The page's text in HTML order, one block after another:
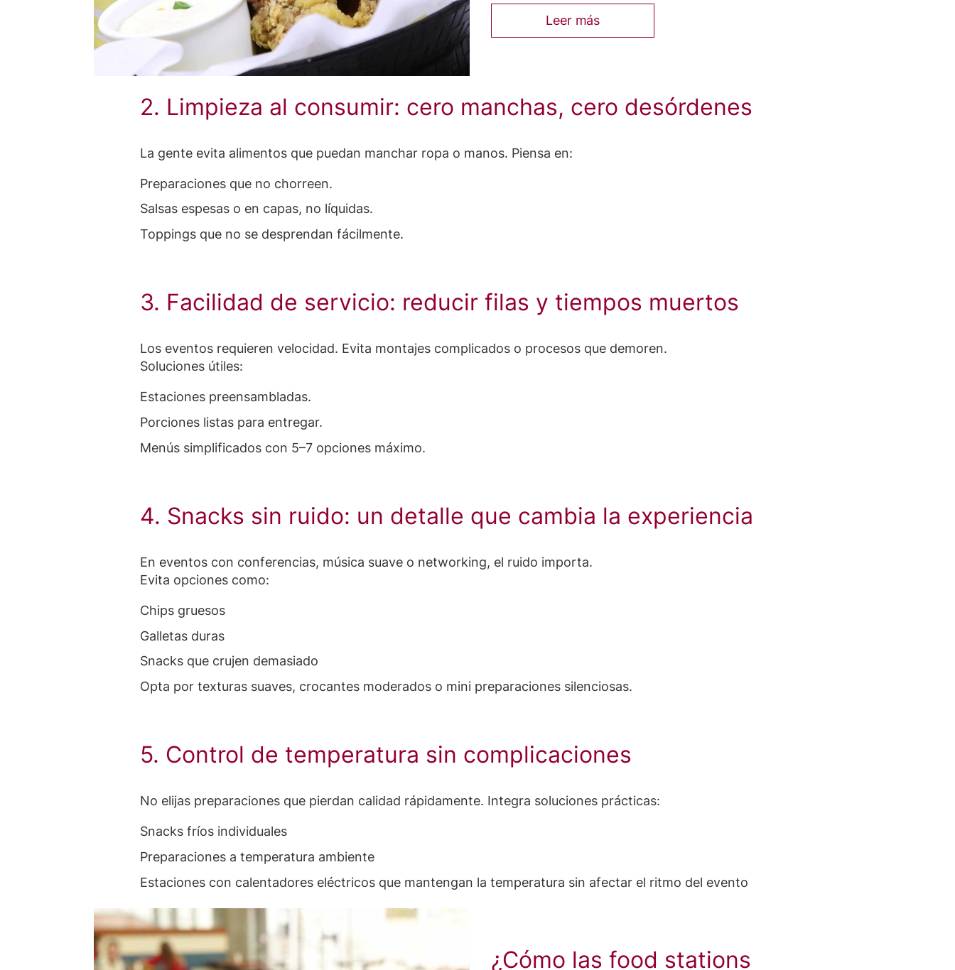
Leer más
2. Limpieza al consumir: cero manchas, cero desórdenes
La gente evita alimentos que puedan manchar ropa o manos. Piensa en:
Preparaciones que no chorreen.
Salsas espesas o en capas, no líquidas.
Toppings que no se desprendan fácilmente.
3. Facilidad de servicio: reducir filas y tiempos muertos
Los eventos requieren velocidad. Evita montajes complicados o procesos que demoren.
Soluciones útiles:
Estaciones preensambladas.
Porciones listas para entregar.
Menús simplificados con 5–7 opciones máximo.
4. Snacks sin ruido: un detalle que cambia la experiencia
En eventos con conferencias, música suave o networking, el ruido importa.
Evita opciones como:
Chips gruesos
Galletas duras
Snacks que crujen demasiado
Opta por texturas suaves, crocantes moderados o mini preparaciones silenciosas.
5. Control de temperatura sin complicaciones
No elijas preparaciones que pierdan calidad rápidamente. Integra soluciones prácticas:
Snacks fríos individuales
Preparaciones a temperatura ambiente
Estaciones con calentadores eléctricos que mantengan la temperatura sin afectar el ritmo del evento
¿Cómo las food stations